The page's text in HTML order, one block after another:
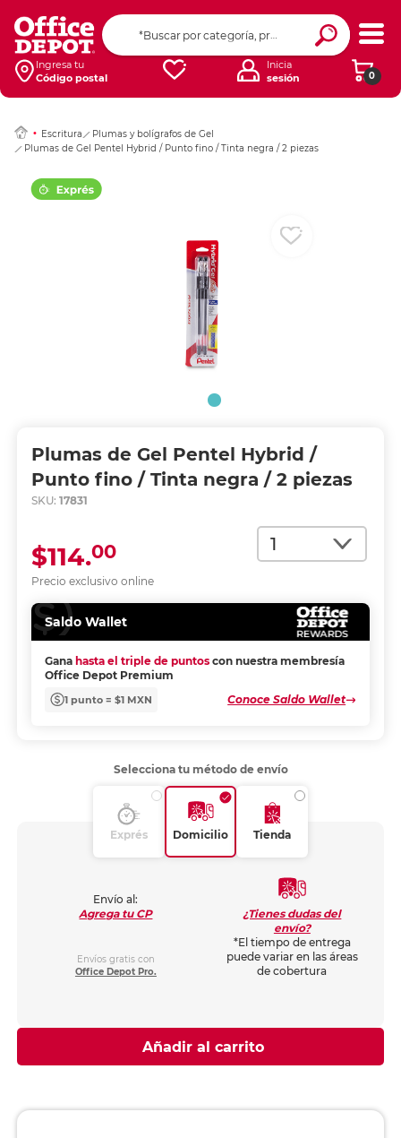
Ingresa tu
Código postal
0
Inicia
sesión
Escritura
Plumas y bolígrafos de Gel
Plumas de Gel Pentel Hybrid / Punto fino / Tinta negra / 2 piezas
Plumas de Gel Pentel Hybrid /
Punto fino / Tinta negra / 2 piezas
SKU: 17831
Cantidad
Precio exclusivo online
$114.00
Saldo Wallet
Gana hasta el triple de puntos con nuestra membresía
Office Depot Premium
1 punto = $1 MXN Conoce Saldo Wallet
Ingresar Codigo
Selecciona tu método de envío
Exprés Domicilio Tienda
Envío al:
Agrega tu CP
Envíos gratis con
Office Depot Pro.
¿Tienes dudas del
envío?
*El tiempo de entrega
puede variar en las áreas
de cobertura
Añadir al carrito